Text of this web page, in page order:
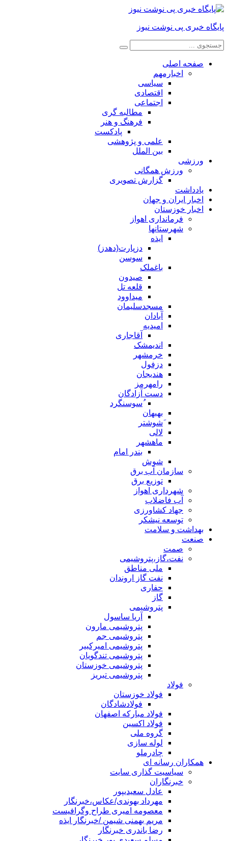
پایگاه خبری پی نوشت نیوز
صفحه اصلی
اخبارمهم
سیاسی
اقتصادی
اجتماعی
مطالبه گری
فرهنگ و هنر
پادکست
علمی و پژوهشی
بین الملل
ورزشی
ورزش همگانی
گزارش تصویری
یادداشت
اخبار ایران و جهان
اخبار خوزستان
فرمانداری اهواز
شهرستانها
ایذه
دزپارت(دهدز)
سوسن
باغملک
صیدون
قلعه تل
میداوود
مسجدسلیمان
آبادان
امیدیه
آقاجاری
اندیمشک
خرمشهر
دزفول
هندیجان
رامهرمز
دست آزادگان
ُسوسنگرد
بهبهان
َشوشتر
لالی
ماهشهر
بندر امام
شوش
سازمان آب برق
توزیع برق
شهرداری اهواز
آب فاضلاب
جهاد کشاورزی
توسعه نیشکر
بهداشت و سلامت
صنعت
صمت
نفت،گاز،پتروشیمی
ملی مناطق
نفت گاز اروندان
حفاری
گاز
پتروشیمی
آریا ساسول
پتروشیمی مارون
پتروشیمی جم
پتروشیمی امیرکبیر
پتروشیمی تندگویان
پتروشیمی خوزستان
پتروشیمی تبریز
فولاد
فولاد خوزستان
فولادشادگان
فولاد مبارکه اصفهان
فولاد اکسین
گروه ملی
لوله سازی
چادرملو
همکاران رسانه ای
سیاسیت گذاری سایت
خبرنگاران
عادل سعیدیپور
مهرداد بهوندی/عکاس،خبرنگار
معصومه امیری طراح وگرافیست
مریم بهمنی شیمن /خبرنگار ایذه
رضا باندری خبرنگار